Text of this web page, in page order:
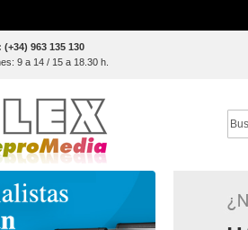
963 135 130
9 a 14 / 15 a 18.30 h.